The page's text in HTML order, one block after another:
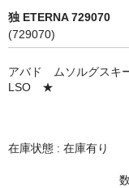
PICK UP
ORDER
独 ETERNA 729070
(729070)
アバド ムソルグスキ
LSO ★
在庫状態 : 在庫有り